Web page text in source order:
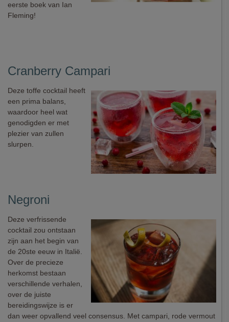
eerste boek van Ian
Fleming!
Cranberry Campari
Deze toffe cocktail heeft
een prima balans,
waardoor heel wat
genodigden er met
plezier van zullen
slurpen.
Negroni
Deze verfrissende
cocktail zou ontstaan
zijn aan het begin van
de 20ste eeuw in Italië.
Over de precieze
herkomst bestaan
verschillende verhalen,
over de juiste
bereidingswijze is er
dan weer opvallend veel consensus. Met campari, rode vermout